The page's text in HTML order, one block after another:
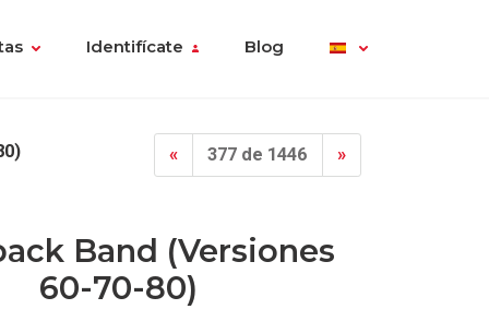
Identifícate Blog
« 377 de 1446 »
Band (versiones
60-70-80)